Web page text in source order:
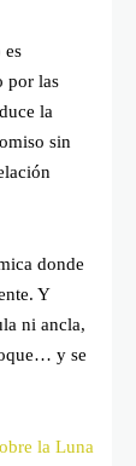
es
por las
la
sin
donde
Y
ni ancla,
y se
la Luna